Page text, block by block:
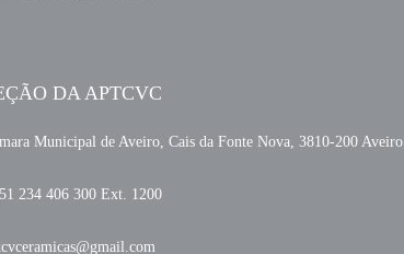
DA APTCVC
Municipal de Aveiro, Cais da Fonte Nova, 3810-200 Aveiro
234 406 300 Ext. 1200